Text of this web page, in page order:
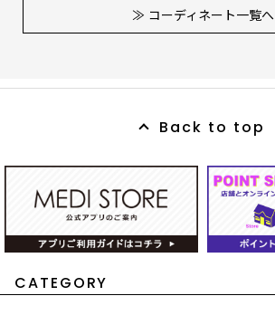
≫ コーディネート一覧へ
Back to top
CATEGORY